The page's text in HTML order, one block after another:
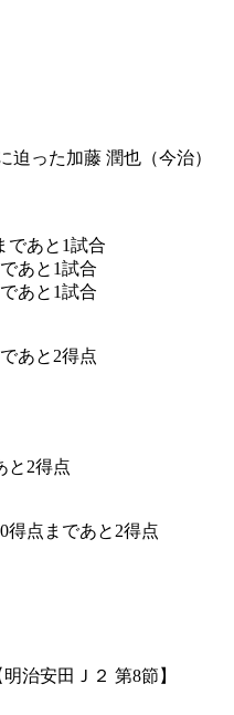
迫った加藤 潤也（今治）
であと1試合
あと1試合
あと1試合
あと2得点
と2得点
得点まであと2得点
治安田Ｊ２ 第8節】